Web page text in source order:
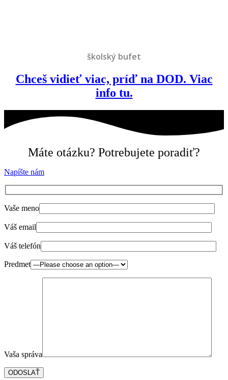
školský bufet
Chceš vidieť viac, príď na DOD. Viac
info tu.
Máte otázku? Potrebujete poradiť?
Napíšte nám
Vaše meno
Váš email
Váš telefón
Predmet
Vaša správa